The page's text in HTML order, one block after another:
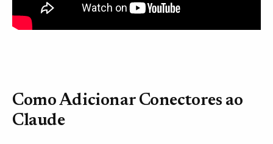
Como Adicionar Conectores ao
Claude